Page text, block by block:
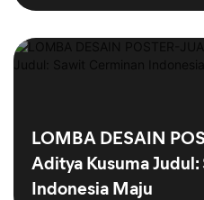
LOMBA DESAIN
Aditya Kusuma
Indonesia Maju